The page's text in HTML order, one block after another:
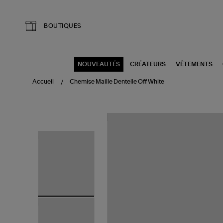
BOUTIQUES
NOUVEAUTÉS CRÉATEURS VÊTEMENTS
Accueil Chemise Maille Dentelle Off White